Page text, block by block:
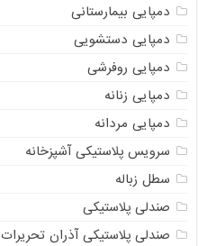
دمپایی بیمارستانی
دمپایی دستشویی
دمپایی روفرشی
دمپایی زنانه
دمپایی مردانه
سرویس پلاستیکی آشپزخانه
سطل زباله
صندلی پلاستیکی
صندلی پلاستیکی آذران تحریرات